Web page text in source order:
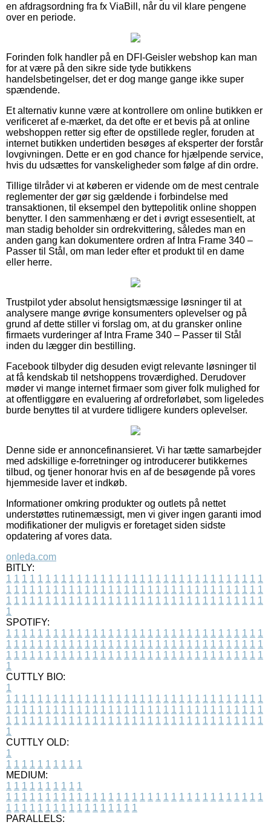
en afdragsordning fra fx ViaBill, når du vil klare pengene
over en periode.
Forinden folk handler på en DFI-Geisler webshop kan man
for at være på den sikre side tyde butikkens
handelsbetingelser, det er dog mange gange ikke super
spændende.
Et alternativ kunne være at kontrollere om online butikken er
verificeret af e-mærket, da det ofte er et bevis på at online
webshoppen retter sig efter de opstillede regler, foruden at
internet butikken undertiden besøges af eksperter der forstår
lovgivningen. Dette er en god chance for hjælpende service,
hvis du udsættes for vanskeligheder som følge af din ordre.
Tillige tilråder vi at køberen er vidende om de mest centrale
reglementer der gør sig gældende i forbindelse med
transaktionen, til eksempel den byttepolitik online shoppen
benytter. I den sammenhæng er det i øvrigt essesentielt, at
man stadig beholder sin ordrekvittering, således man en
anden gang kan dokumentere ordren af Intra Frame 340 –
Passer til Stål, om man leder efter et produkt til en dame
eller herre.
Trustpilot yder absolut hensigtsmæssige løsninger til at
analysere mange øvrige konsumenters oplevelser og på
grund af dette stiller vi forslag om, at du gransker online
firmaets vurderinger af Intra Frame 340 – Passer til Stål
inden du lægger din bestilling.
Facebook tilbyder dig desuden evigt relevante løsninger til
at få kendskab til netshoppens troværdighed. Derudover
møder vi mange internet firmaer som giver folk mulighed for
at offentliggøre en evaluering af ordreforløbet, som ligeledes
burde benyttes til at vurdere tidligere kunders oplevelser.
Denne side er annoncefinansieret. Vi har tætte samarbejder
med adskillige e-forretninger og introducerer butikkernes
tilbud, og tjener honorar hvis en af de besøgende på vores
hjemmeside laver et indkøb.
Informationer omkring produkter og outlets på nettet
understøttes rutinemæssigt, men vi giver ingen garanti imod
modifikationer der muligvis er foretaget siden sidste
opdatering af vores data.
onleda.com
BITLY:
1 1 1 1 1 1 1 1 1 1 1 1 1 1 1 1 1 1 1 1 1 1 1 1 1 1 1 1 1 1 1 1 1
1 1 1 1 1 1 1 1 1 1 1 1 1 1 1 1 1 1 1 1 1 1 1 1 1 1 1 1 1 1 1 1 1
1 1 1 1 1 1 1 1 1 1 1 1 1 1 1 1 1 1 1 1 1 1 1 1 1 1 1 1 1 1 1 1 1
1
SPOTIFY:
1 1 1 1 1 1 1 1 1 1 1 1 1 1 1 1 1 1 1 1 1 1 1 1 1 1 1 1 1 1 1 1 1
1 1 1 1 1 1 1 1 1 1 1 1 1 1 1 1 1 1 1 1 1 1 1 1 1 1 1 1 1 1 1 1 1
1 1 1 1 1 1 1 1 1 1 1 1 1 1 1 1 1 1 1 1 1 1 1 1 1 1 1 1 1 1 1 1 1
1
CUTTLY BIO:
1
1 1 1 1 1 1 1 1 1 1 1 1 1 1 1 1 1 1 1 1 1 1 1 1 1 1 1 1 1 1 1 1 1
1 1 1 1 1 1 1 1 1 1 1 1 1 1 1 1 1 1 1 1 1 1 1 1 1 1 1 1 1 1 1 1 1
1 1 1 1 1 1 1 1 1 1 1 1 1 1 1 1 1 1 1 1 1 1 1 1 1 1 1 1 1 1 1 1 1
1
CUTTLY OLD:
1
1 1 1 1 1 1 1 1 1 1
MEDIUM:
1 1 1 1 1 1 1 1 1 1
1 1 1 1 1 1 1 1 1 1 1 1 1 1 1 1 1 1 1 1 1 1 1 1 1 1 1 1 1 1 1 1 1
1 1 1 1 1 1 1 1 1 1 1 1 1 1 1 1 1
PARALLELS: